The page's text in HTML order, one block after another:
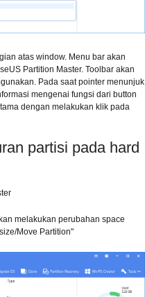
atas window. Menu bar akan
Partition Master. Toolbar akan
Pada saat pointer menunjuk
mengenai fungsi dari button
dengan melakukan klik pada
partisi pada hard
melakukan perubahan space
Move Partition"